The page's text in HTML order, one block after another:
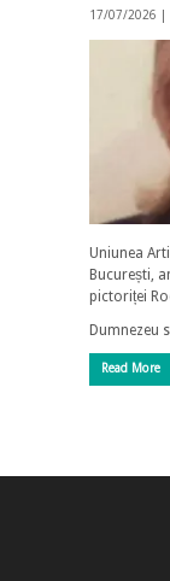
17/07/2026 |
Uniunea
București,
pictoriței
Dumnezeu
Read More